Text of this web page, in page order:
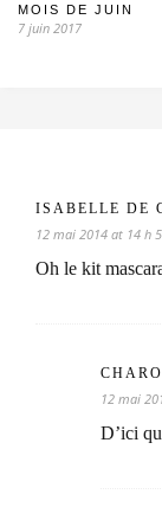
MOIS DE JUIN
7 juin 2017
ISABELLE DE
12 mai 2014 at 14 h
Oh le kit
12 mai
D’ici